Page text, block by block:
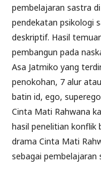
pembelajaran sastra
pendekatan psikologi
deskriptif. Hasil
pembangun pada
Asa Jatmiko yang
penokohan, 7 alur
batin id, ego,
Cinta Mati Rahwana
hasil penelitian
drama Cinta Mati
sebagai pembelajaran